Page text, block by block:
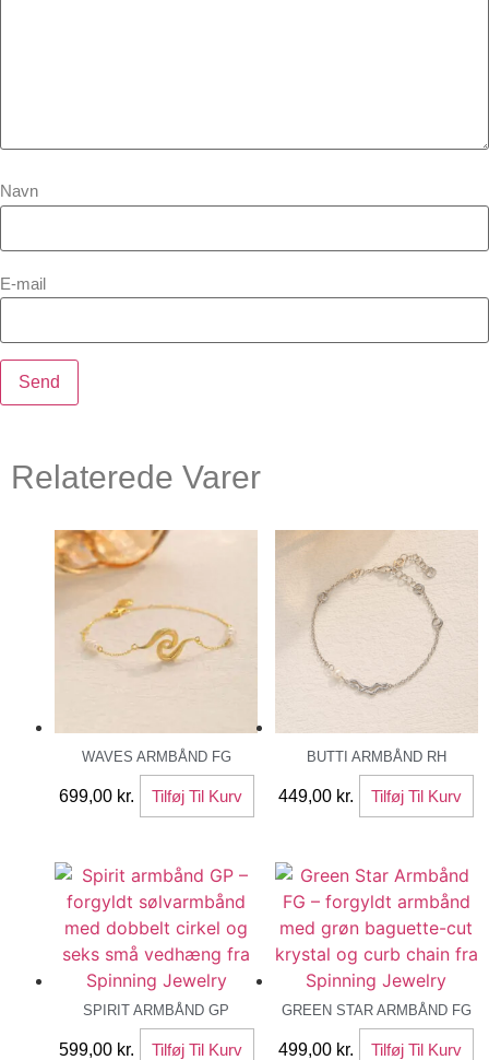
Navn
E-mail
Relaterede Varer
WAVES ARMBÅND FG
699,00 kr. Tilføj Til Kurv
BUTTI ARMBÅND RH
449,00 kr. Tilføj Til Kurv
SPIRIT ARMBÅND GP
599,00 kr. Tilføj Til Kurv
GREEN STAR ARMBÅND FG
499,00 kr. Tilføj Til Kurv